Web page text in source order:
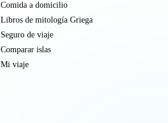
Comida a domicilio
Libros de mitología Griega
Seguro de viaje
Comparar islas
Mi viaje